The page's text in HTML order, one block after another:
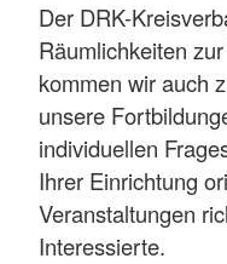
Der DRK-
Räumlichkeiten
kommen wir auch
unsere
individuellen
Ihrer Einrichtung
Veranstaltungen
Interessierte.